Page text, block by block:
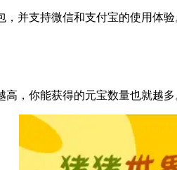
并支持微信和支付宝的使用体验
，你能获得的元宝数量也就越多